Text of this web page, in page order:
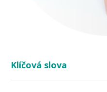
Klíčová slova